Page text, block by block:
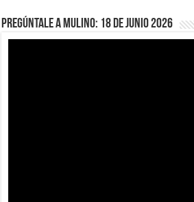
Pregúntale a Mulino: 18 de junio 2026